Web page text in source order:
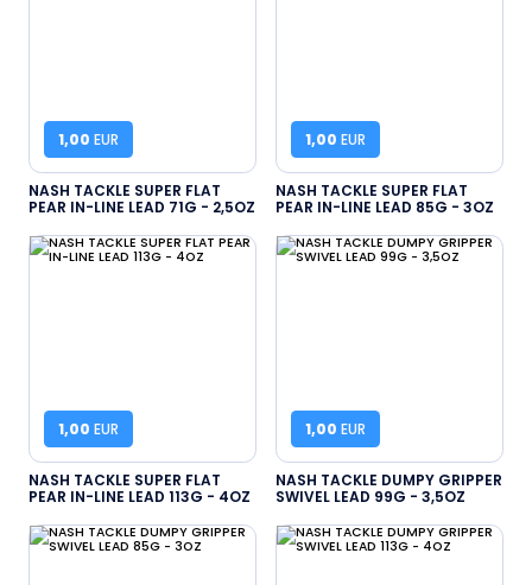
1,00 EUR
NASH TACKLE SUPER FLAT
PEAR IN-LINE LEAD 71G - 2,5OZ
1,00 EUR
NASH TACKLE SUPER FLAT
PEAR IN-LINE LEAD 85G - 3OZ
1,00 EUR
NASH TACKLE SUPER FLAT
PEAR IN-LINE LEAD 113G - 4OZ
1,00 EUR
NASH TACKLE DUMPY GRIPPER
SWIVEL LEAD 99G - 3,5OZ